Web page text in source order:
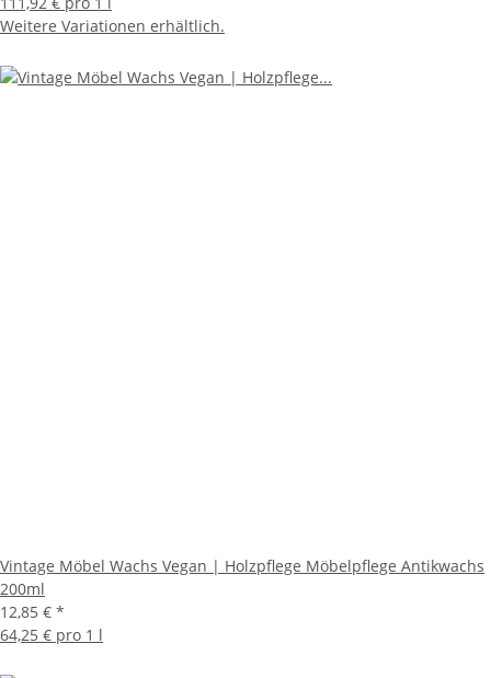
Weitere Variationen erhältlich.
Vintage Möbel Wachs Vegan | Holzpflege Möbelpflege Antikwachs
200ml
12,85 € *
64,25 € pro 1 l